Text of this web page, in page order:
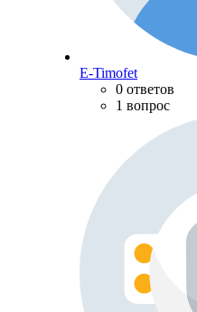
E-Timofet
0 ответов
1 вопрос